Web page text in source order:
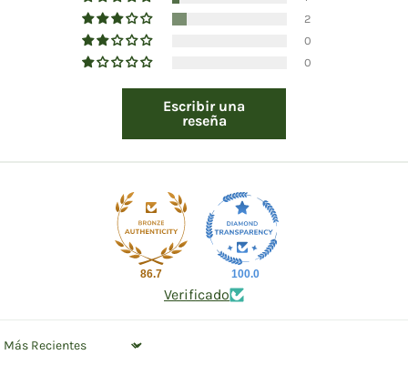
2
0
0
Escribir una
reseña
86.7 100.0
Verificado
Sort by